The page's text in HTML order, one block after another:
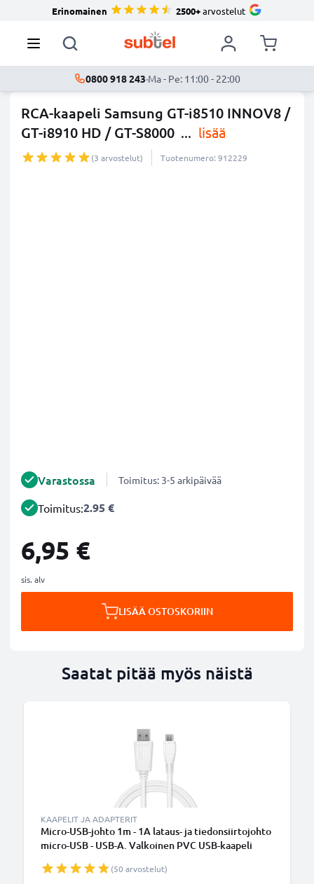
Erinomainen 2500+arvostelut
0800 918 243·Ma - Pe: 11:00 - 22:00
RCA-kaapeli Samsung GT-i8510 INNOV8 /
GT-i8910 HD / GT-S8000 ... lisää
(3 arvostelut) Tuotenumero: 912229
Varastossa Toimitus: 3-5 arkipäivää
Toimitus:2.95 €
6,95 €
sis. alv
LISÄÄ OSTOSKORIIN
Saatat pitää myös näistä
KAAPELIT JA ADAPTERIT
Micro-USB-johto 1m - 1A lataus- ja tiedonsiirtojohto
micro-USB - USB-A. Valkoinen PVC USB-kaapeli
(50 arvostelut)